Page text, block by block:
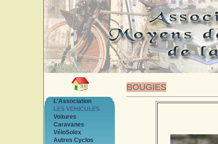
BOUGIES
L'Association
LES VEHICULES
Voitures
Caravanes
VéloSolex
Autres Cyclos